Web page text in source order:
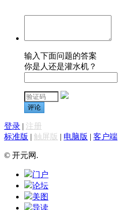
输入下面问题的答案
你是人还是灌水机？
评论
登录 | 注册
标准版 | 触屏版 | 电脑版 | 客户端
© 开元网.
门户
论坛
美图
导读